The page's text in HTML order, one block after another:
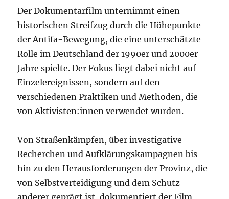
Der Dokumentarfilm unternimmt einen
historischen Streifzug durch die Höhepunkte
der Antifa-Bewegung, die eine unterschätzte
Rolle im Deutschland der 1990er und 2000er
Jahre spielte. Der Fokus liegt dabei nicht auf
Einzelereignissen, sondern auf den
verschiedenen Praktiken und Methoden, die
von Aktivisten:innen verwendet wurden.
Von Straßenkämpfen, über investigative
Recherchen und Aufklärungskampagnen bis
hin zu den Herausforderungen der Provinz, die
von Selbstverteidigung und dem Schutz